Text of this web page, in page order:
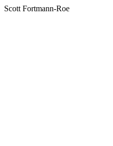
Scott Fortmann-Roe